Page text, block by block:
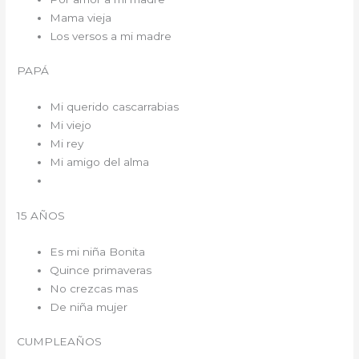
Mama vieja
Los versos a mi madre
PAPÁ
Mi querido cascarrabias
Mi viejo
Mi rey
Mi amigo del alma
15 AÑOS
Es mi niña Bonita
Quince primaveras
No crezcas mas
De niña mujer
CUMPLEAÑOS